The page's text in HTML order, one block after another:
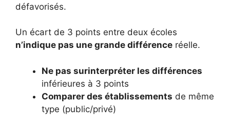
défavorisés.
Un écart de 3 points entre deux écoles
n’indique pas une grande différence réelle.
Ne pas surinterpréter les différences
inférieures à 3 points
Comparer des établissements de même
type (public/privé)